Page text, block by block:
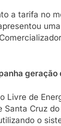
a tarifa no
Livre de
Santa Cruz
o